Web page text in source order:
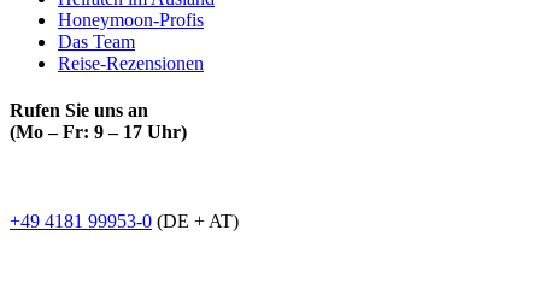
Honeymoon-Profis
Das Team
Reise-Rezensionen
Rufen Sie uns an
(Mo – Fr: 9 – 17 Uhr)
+49 4181 99953-0 (DE + AT)